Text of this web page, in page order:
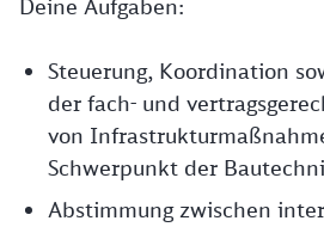
Deine Aufgaben:
Steuerung, Koordination
der fach- und
von
Schwerpunkt der
Abstimmung zwischen